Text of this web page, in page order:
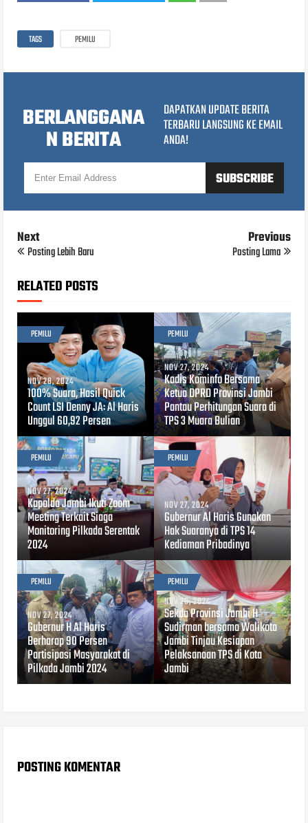
TAGS PEMILU
BERLANGGANA
N BERITA
DAPATKAN UPDATE BERITA
TERBARU LANGSUNG KE EMAIL
ANDA!
Next
Posting Lebih Baru
Previous
Posting Lama
RELATED POSTS
PEMILU
NOV 28, 2024
100% Suara, Hasil Quick
Count LSI Denny JA: Al Haris
Unggul 60,92 Persen
PEMILU
NOV 27, 2024
Kadis Kominfo Bersama
Ketua DPRD Provinsi Jambi
Pantau Perhitungan Suara di
TPS 3 Muara Bulian
PEMILU
NOV 27, 2024
Kapolda Jambi Ikuti Zoom
Meeting Terkait Siaga
Monitoring Pilkada Serentak
2024
PEMILU
NOV 27, 2024
Gubernur Al Haris Gunakan
Hak Suaranya di TPS 14
Kediaman Pribadinya
PEMILU
NOV 27, 2024
Gubernur H Al Haris
Berharap 90 Persen
Partisipasi Masyarakat di
Pilkada Jambi 2024
PEMILU
NOV 26, 2024
Sekda Provinsi Jambi H
Sudirman bersama Walikota
Jambi Tinjau Kesiapan
Pelaksanaan TPS di Kota
Jambi
POSTING KOMENTAR